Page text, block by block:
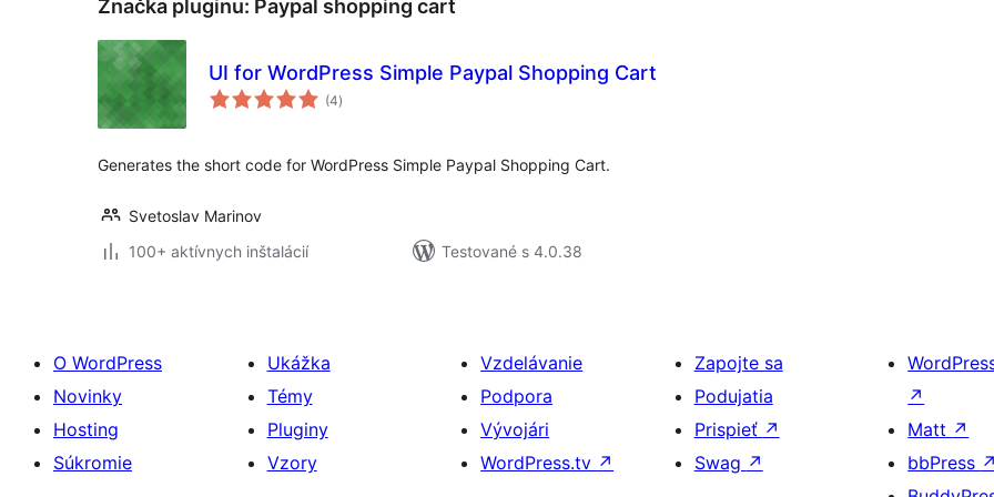
Značka pluginu: Paypal shopping cart
UI for WordPress Simple Paypal Shopping Cart
(4celkové
hodnotenie
)
Generates the short code for WordPress Simple Paypal Shopping Cart.
Svetoslav Marinov
100+ aktívnych inštalácií
Testované s 4.0.38
O WordPress
Novinky
Hosting
Súkromie
Ukážka
Témy
Pluginy
Vzory
Vzdelávanie
Podpora
Vývojári
WordPress.tv ↗
Zapojte sa
Podujatia
Prispieť ↗
Swag ↗
↗
Matt ↗
bbPress ↗